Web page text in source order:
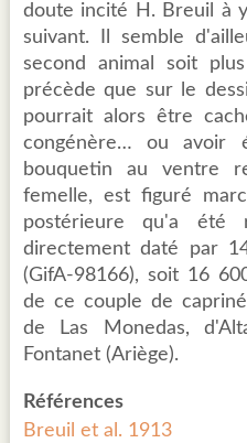
doute incité H. Breuil à
suivant. Il semble
second animal soit
précède que sur le
pourrait alors être
congénère… ou avoir
bouquetin au ventre
femelle, est figuré
postérieure qu'a été
directement daté par
(GifA-98166), soit 16
de ce couple de
de Las Monedas,
Fontanet (Ariège).
Références
Breuil et al. 1913